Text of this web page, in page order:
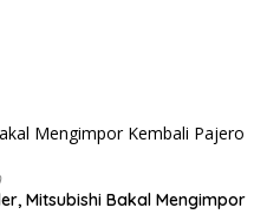
Mitsubishi Bakal Mengimpor